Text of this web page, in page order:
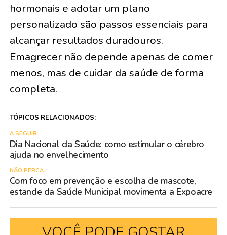
hormonais e adotar um plano
personalizado são passos essenciais para
alcançar resultados duradouros.
Emagrecer não depende apenas de comer
menos, mas de cuidar da saúde de forma
completa.
TÓPICOS RELACIONADOS:
A SEGUIR
Dia Nacional da Saúde: como estimular o cérebro
ajuda no envelhecimento
NÃO PERCA
Com foco em prevenção e escolha de mascote,
estande da Saúde Municipal movimenta a Expoacre